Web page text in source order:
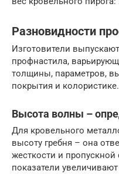
Разновидности
Изготовители
профнастила,
толщины, параметров,
покрытия и колористике.
Высота волны –
Для кровельного
высоту гребня – она
жесткости и
показатели